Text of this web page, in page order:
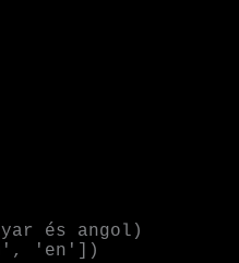
és angol)
'en'])